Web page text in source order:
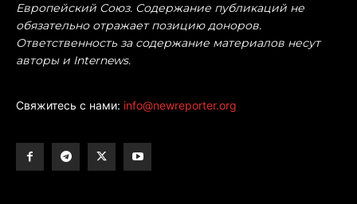
Европейский Союз. Содержание публикаций не
обязательно отражает позицию доноров.
Ответственность за содержание материалов несут
авторы и Internews.
Свяжитесь с нами: info@newreporter.org